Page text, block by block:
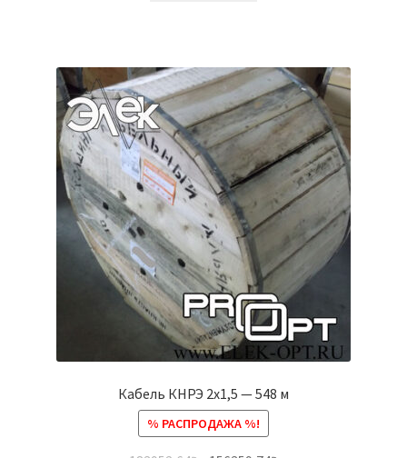
Кабель КНРЭ 2х1,5 — 548 м
% РАСПРОДАЖА %!